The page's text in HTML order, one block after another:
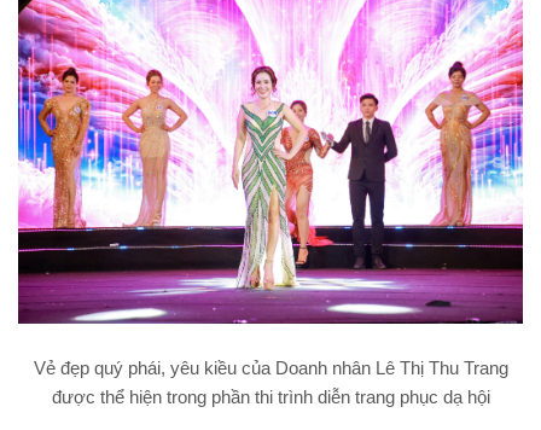
Vẻ đẹp quý phái, yêu kiều của Doanh nhân Lê Thị Thu Trang
được thể hiện trong phần thi trình diễn trang phục dạ hội